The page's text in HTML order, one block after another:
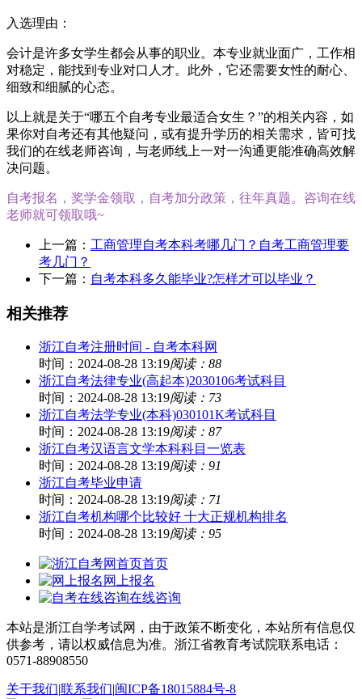
入选理由：
会计是许多女学生都会从事的职业。本专业就业面广，工作相
对稳定，能找到专业对口人才。此外，它还需要女性的耐心、
细致和细腻的心态。
以上就是关于“哪五个自考专业最适合女生？”的相关内容，如
果你对自考还有其他疑问，或有提升学历的相关需求，皆可找
我们的在线老师咨询，与老师线上一对一沟通更能准确高效解
决问题。
自考报名，奖学金领取，自考加分政策，往年真题。咨询在线
老师就可领取哦~
上一篇： 工商管理自考本科考哪几门？自考工商管理要
考几门？
下一篇： 自考本科多久能毕业?怎样才可以毕业？
相关推荐
浙江自考注册时间 - 自考本科网
时间：2024-08-28 13:19阅读：88
浙江自考法律专业(高起本)2030106考试科目
时间：2024-08-28 13:19阅读：73
浙江自考法学专业(本科)030101K考试科目
时间：2024-08-28 13:19阅读：87
浙江自考汉语言文学本科科目一览表
时间：2024-08-28 13:19阅读：91
浙江自考毕业申请
时间：2024-08-28 13:19阅读：71
浙江自考机构哪个比较好 十大正规机构排名
时间：2024-08-28 13:19阅读：95
首页
网上报名
在线咨询
本站是浙江自学考试网，由于政策不断变化，本站所有信息仅
供参考，请以权威信息为准。浙江省教育考试院联系电话：
0571-88908550
关于我们|联系我们|闽ICP备18015884号-8